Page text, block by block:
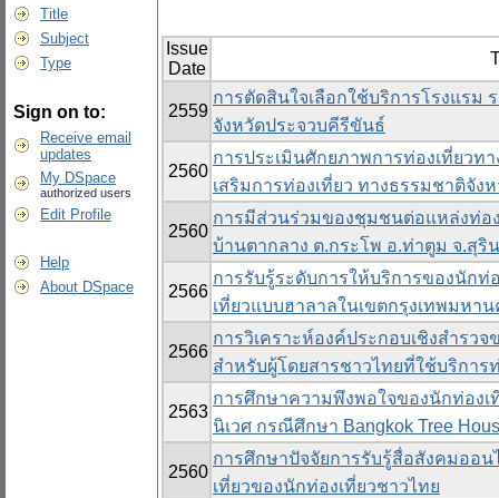
Title
Subject
Type
Sign on to:
Receive email
updates
My DSpace
authorized users
Edit Profile
Help
About DSpace
Issue
Date
2559
การตัดสินใจเลือกใช้บริการโรงแรม
จังหวัดประจวบคีรีขันธ์
2560
การประเมินศักยภาพการท่องเที่ยวท
เสริมการท่องเที่ยว ทางธรรมชาติจัง
2560
การมีส่วนร่วมของชุมชนต่อแหล่งท่อ
บ้านตากลาง ต.กระโพ อ.ท่าตูม จ.สุริ
2566
การรับรู้ระดับการให้บริการของนักท่
เที่ยวแบบฮาลาลในเขตกรุงเทพมหา
2566
การวิเคราะห์องค์ประกอบเชิงสำรว
สำหรับผู้โดยสารชาวไทยที่ใช้บริกา
2563
การศึกษาความพึงพอใจของนักท่องเ
นิเวศ กรณีศึกษา Bangkok Tree
2560
การศึกษาปัจจัยการรับรู้สื่อสังคมออ
เที่ยวของนักท่องเที่ยวชาวไทย